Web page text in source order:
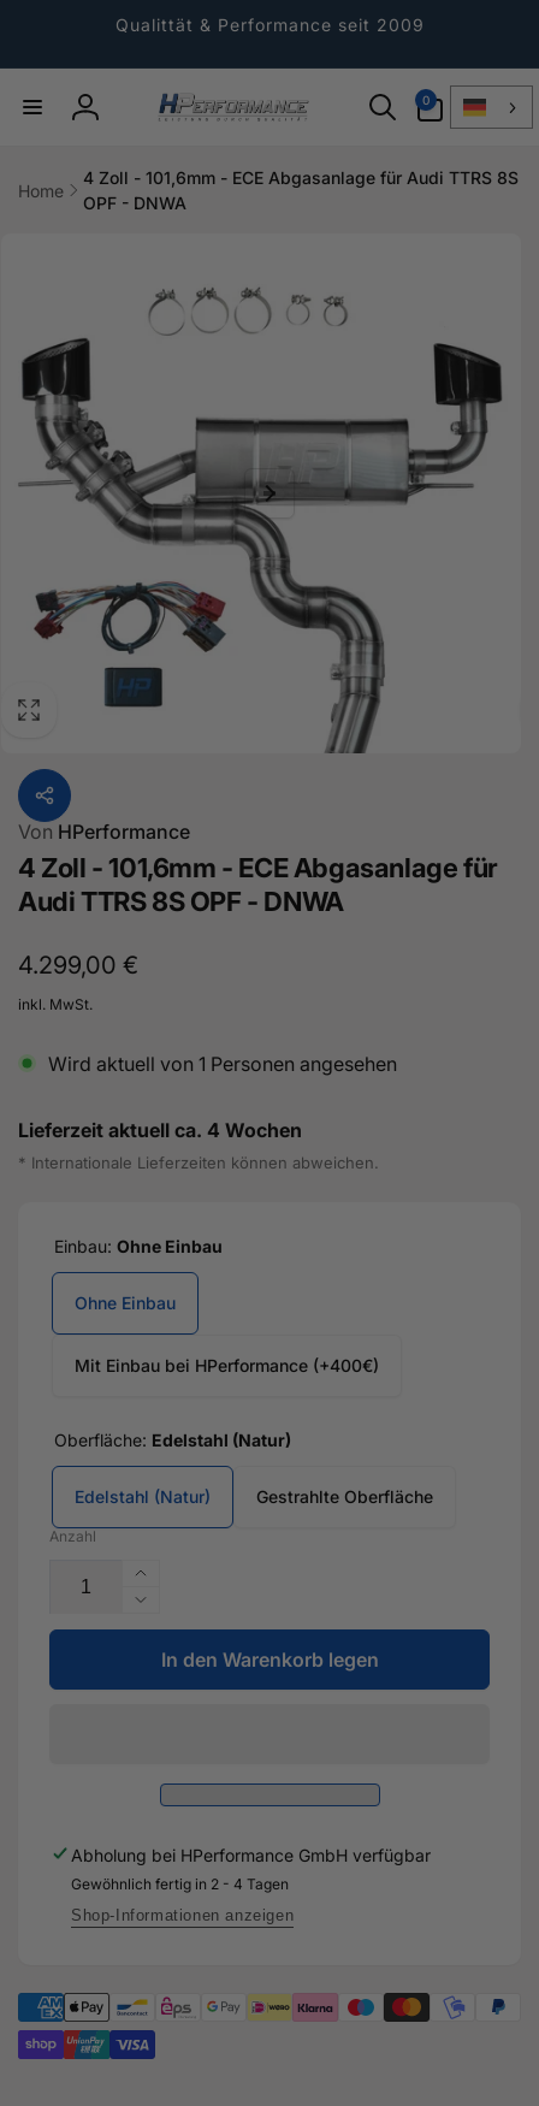
Qualittät & Performance seit 2009
Einloggen
0
Artikel
Home
4 Zoll - 101,6mm - ECE Abgasanlage für Audi TTRS 8S
OPF - DNWA
Von HPerformance
4 Zoll - 101,6mm - ECE Abgasanlage für
Audi TTRS 8S OPF - DNWA
Normaler
Preis
4.299,00 €
inkl. MwSt.
Wird aktuell von 1 Personen angesehen
Lieferzeit aktuell ca. 4 Wochen
* Internationale Lieferzeiten können abweichen.
Einbau: Ohne Einbau
Ohne Einbau
Mit Einbau bei HPerformance (+400€)
Oberfläche: Edelstahl (Natur)
Edelstahl (Natur) Gestrahlte Oberfläche
Anzahl
Erhöhe
die
Menge
für
4
ECE
für
Audi
TTRS
DNWA
Verringere
die
Menge
für
101,6mm
Abgasanlage
für
Audi
-
DNWA
In den Warenkorb legen
Abholung bei HPerformance GmbH verfügbar
Gewöhnlich fertig in 2 - 4 Tagen
Shop-Informationen anzeigen